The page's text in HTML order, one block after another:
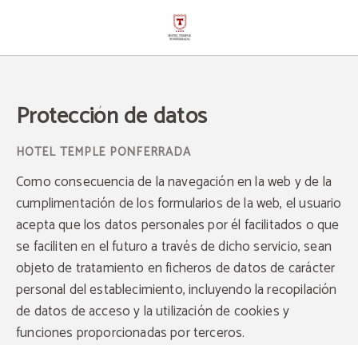
Protección de datos
Como consecuencia de la navegación en la web y de la
cumplimentación de los formularios de la web, el usuario
acepta que los datos personales por él facilitados o que
se faciliten en el futuro a través de dicho servicio, sean
objeto de tratamiento en ficheros de datos de carácter
personal del establecimiento, incluyendo la recopilación
de datos de acceso y la utilización de cookies y
funciones proporcionadas por terceros.